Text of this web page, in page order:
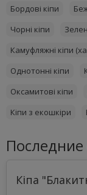
Бордові кіпи
Чорні кіпи
Камуфляжні кіпи
Однотонні кіпи
Оксамитові кіпи
Кіпи з екошкіри
Кіпа